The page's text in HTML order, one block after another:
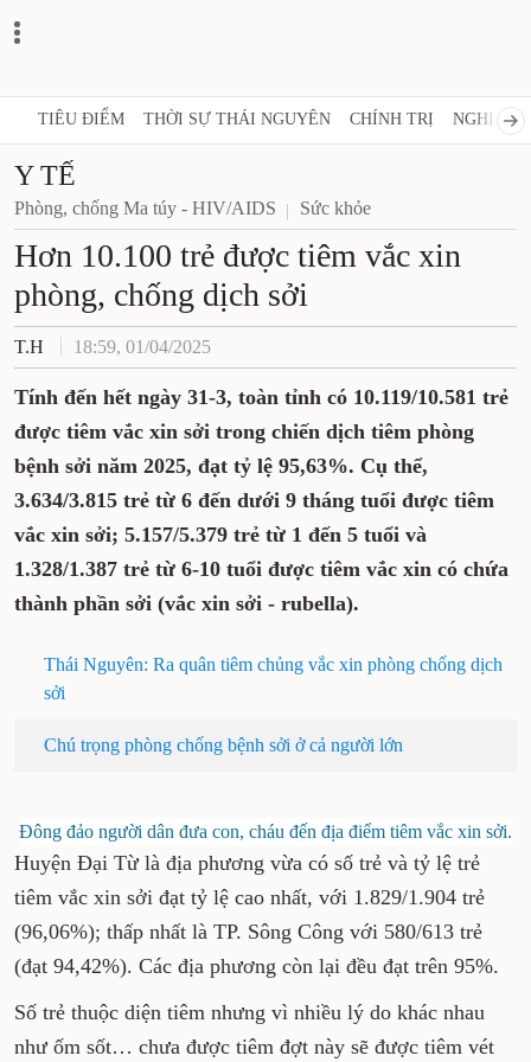
TIÊU ĐIỂM THỜI SỰ THÁI NGUYÊN CHÍNH TRỊ NGHỊ
Y TẾ
Phòng, chống Ma túy - HIV/AIDS Sức khỏe
Hơn 10.100 trẻ được tiêm vắc xin
phòng, chống dịch sởi
T.H 18:59, 01/04/2025
Tính đến hết ngày 31-3, toàn tỉnh có 10.119/10.581 trẻ
được tiêm vắc xin sởi trong chiến dịch tiêm phòng
bệnh sởi năm 2025, đạt tỷ lệ 95,63%. Cụ thể,
3.634/3.815 trẻ từ 6 đến dưới 9 tháng tuổi được tiêm
vắc xin sởi; 5.157/5.379 trẻ từ 1 đến 5 tuổi và
1.328/1.387 trẻ từ 6-10 tuổi được tiêm vắc xin có chứa
thành phần sởi (vắc xin sởi - rubella).
Thái Nguyên: Ra quân tiêm chủng vắc xin phòng chống dịch
sởi
Chú trọng phòng chống bệnh sởi ở cả người lớn
Đông đảo người dân đưa con, cháu đến địa điểm tiêm vắc xin sởi.
Huyện Đại Từ là địa phương vừa có số trẻ và tỷ lệ trẻ
tiêm vắc xin sởi đạt tỷ lệ cao nhất, với 1.829/1.904 trẻ
(96,06%); thấp nhất là TP. Sông Công với 580/613 trẻ
(đạt 94,42%). Các địa phương còn lại đều đạt trên 95%.
Số trẻ thuộc diện tiêm nhưng vì nhiều lý do khác nhau
như ốm sốt… chưa được tiêm đợt này sẽ được tiêm vét